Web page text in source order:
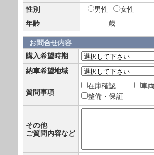
性別
男性
女性
年齢
歳
お問合せ内容
購入希望時期
納車希望地域
質問事項
在庫確認 車
整備・保証
その他
ご質問内容など